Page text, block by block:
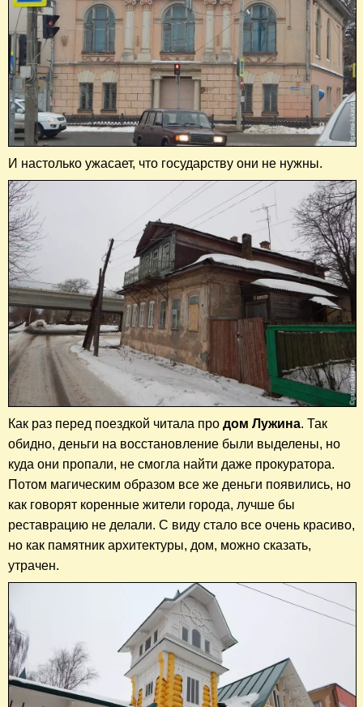
И настолько ужасает, что государству они не нужны.
Как раз перед поездкой читала про дом Лужина. Так
обидно, деньги на восстановление были выделены, но
куда они пропали, не смогла найти даже прокуратора.
Потом магическим образом все же деньги появились, но
как говорят коренные жители города, лучше бы
реставрацию не делали. С виду стало все очень красиво,
но как памятник архитектуры, дом, можно сказать,
утрачен.